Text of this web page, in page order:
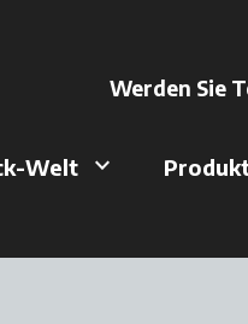
Werden Sie
Welt keyboard_arrow_down